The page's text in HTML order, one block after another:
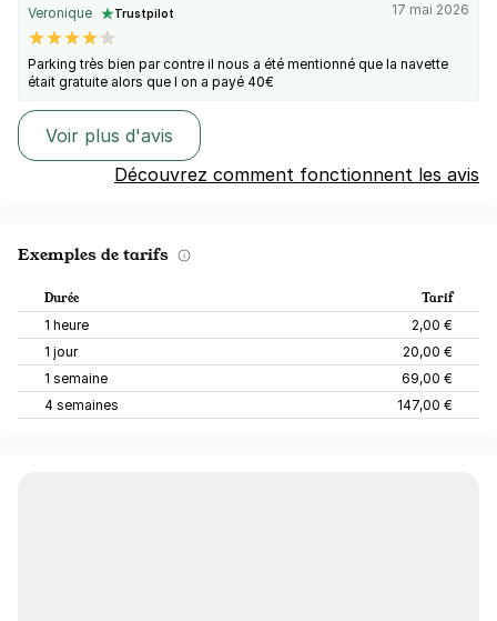
Veronique Trustpilot 17 mai 2026
Parking très bien par contre il nous a été mentionné que la navette
était gratuite alors que l on a payé 40€
Voir plus d'avis
Découvrez comment fonctionnent les avis
Exemples de tarifs
Durée Tarif
1 heure
2,00 €
1 jour
20,00 €
1 semaine
69,00 €
4 semaines
147,00 €